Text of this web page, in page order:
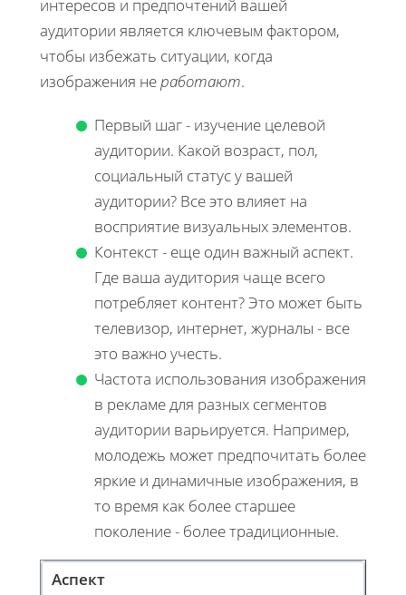
интересов и предпочтений вашей
аудитории является ключевым фактором,
чтобы избежать ситуации, когда
изображения неработают.
Первый шаг - изучение целевой
аудитории. Какой возраст, пол,
социальный статус у вашей
аудитории? Все это влияет на
восприятие визуальных элементов.
Контекст - еще один важный аспект.
Где ваша аудитория чаще всего
потребляет контент? Это может быть
телевизор, интернет, журналы - все
это важно учесть.
Частота использования изображения
в рекламе для разных сегментов
аудитории варьируется. Например,
молодежь может предпочитать более
яркие и динамичные изображения, в
то время как более старшее
поколение - более традиционные.
Аспект